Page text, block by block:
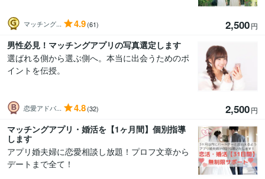
マッチング... 4.9(61) 2,500円
男性必見！マッチングアプリの写真選定します
選ばれる側から選ぶ側へ。本当に出会うためのポ
イントを伝授。
恋愛アドバ... 4.8(32) 2,500円
マッチングアプリ・婚活を【1ヶ月間】個別指導
します
アプリ婚夫婦に恋愛相談し放題！プロフ文章から
デートまで全て！